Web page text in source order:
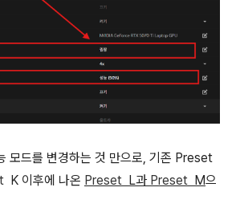
모드를 변경하는 것 만으로, 기존 Preset
K 이후에 나온 Preset L과 Preset M으